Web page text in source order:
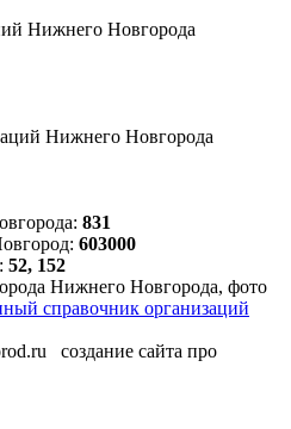
Нижнего Новгорода
Нижнего Новгорода
831
603000
52, 152
справочник организаций
создание сайта про